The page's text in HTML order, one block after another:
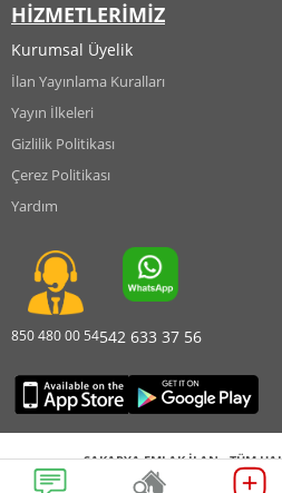
HİZMETLERİMİZ
Kurumsal Üyelik
İlan Yayınlama Kuralları
Yayın İlkeleri
Gizlilik Politikası
Çerez Politikası
Yardım
850 480 00 54542 633 37 56
SAKARYA EMLAK İLAN - TÜM